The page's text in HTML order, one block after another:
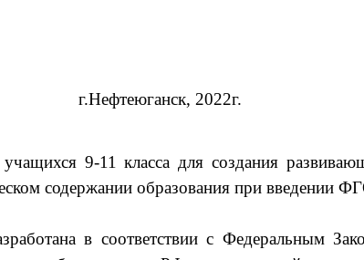
г.Нефтеюганск, 2022г.
9-11 классадля создания
содержании образования при введении
в соответствии с Федеральным